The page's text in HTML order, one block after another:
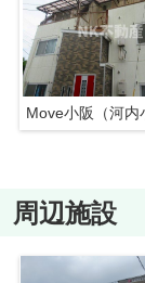
周辺施設